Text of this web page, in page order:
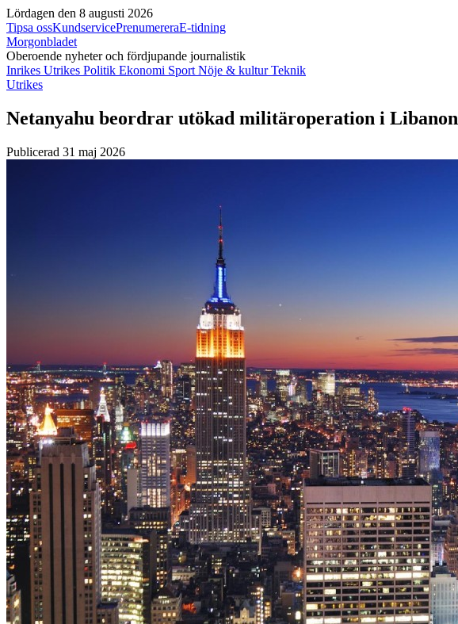
Lördagen den 8 augusti 2026
Tipsa ossKundservicePrenumereraE-tidning
Morgonbladet
Oberoende nyheter och fördjupande journalistik
Inrikes Utrikes Politik Ekonomi Sport Nöje & kulturTeknik
Utrikes
Netanyahu beordrar utökad militäroperation i Libanon
Publicerad 31 maj 2026